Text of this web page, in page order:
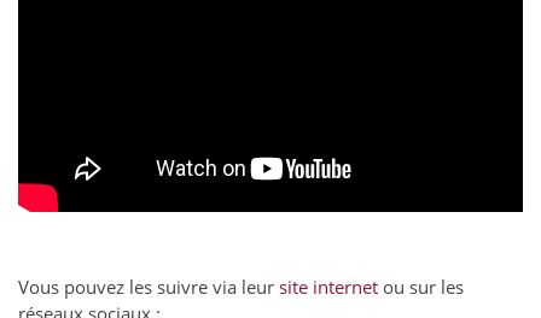
Vous pouvez les suivre via leur site internet ou sur les
réseaux sociaux :